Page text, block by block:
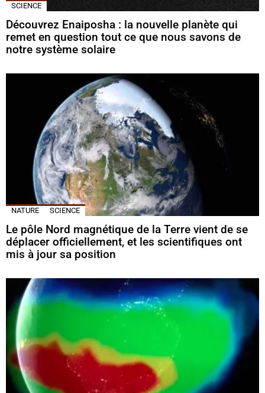
SCIENCE
Découvrez Enaiposha : la nouvelle planète qui
remet en question tout ce que nous savons de
notre système solaire
NATURE SCIENCE
Le pôle Nord magnétique de la Terre vient de se
déplacer officiellement, et les scientifiques ont
mis à jour sa position